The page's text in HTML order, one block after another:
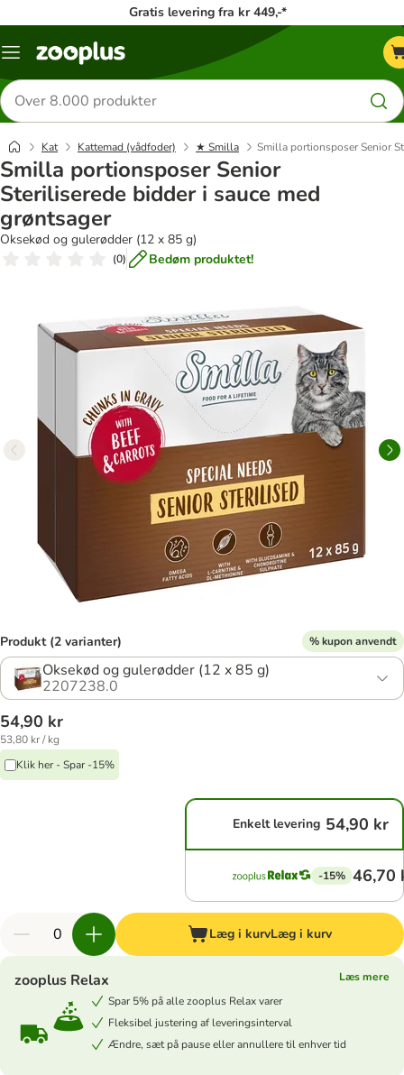
Gratis levering fra kr 449,-*
Menu
Søg
efter
produkter
Kat Kattemad (vådfoder) ★ Smilla Smilla portionsposer Senior
Smilla portionsposer Senior
Steriliserede bidder i sauce med
grøntsager
Oksekød og gulerødder (12 x 85 g)
(0) Bedøm produktet!
Produkt (2 varianter) % kupon anvendt
Oksekød og gulerødder (12 x 85 g)
2207238.0
54,90 kr
53,80 kr / kg
Klik her - Spar -15%
Enkelt levering 54,90 kr
-15% 46,70
Læg i kurvLæg i kurv
zooplus Relax
Læs mere
Spar 5% på alle zooplus Relax varer
Fleksibel justering af leveringsinterval
Ændre, sæt på pause eller annullere til enhver tid